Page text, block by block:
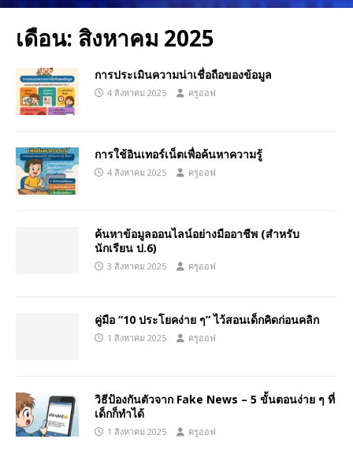
เดือน: สิงหาคม 2025
การประเมินความน่าเชื่อถือของข้อมูล
4 สิงหาคม 2025 ครูออฟ
การใช้อินเทอร์เน็ตเพื่อค้นหาความรู้
4 สิงหาคม 2025 ครูออฟ
ค้นหาข้อมูลออนไลน์อย่างมืออาชีพ (สำหรับ
นักเรียน ป.6)
3 สิงหาคม 2025 ครูออฟ
คู่มือ “10 ประโยคง่าย ๆ” ไว้สอนเด็กคิดก่อนคลิก
1 สิงหาคม 2025 ครูออฟ
วิธีป้องกันตัวจาก Fake News – 5 ขั้นตอนง่าย ๆ ที่
เด็กก็ทำได้
1 สิงหาคม 2025 ครูออฟ